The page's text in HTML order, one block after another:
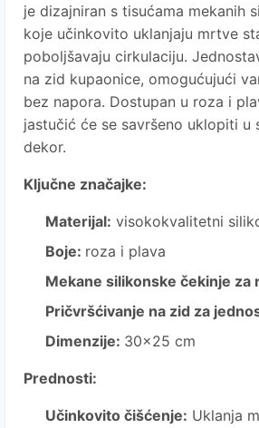
je dizajniran s tisućama mekanih
koje učinkovito uklanjaju mrtve
poboljšavaju cirkulaciju.
na zid kupaonice, omogućujući
bez napora. Dostupan u roza i
jastučić će se savršeno uklopiti u
dekor.
Ključne značajke:
Materijal: visokokvalitetni
Boje: roza i plava
Mekane silikonske čekinje za
Pričvršćivanje na zid za
Dimenzije: 30x25 cm
Prednosti:
Učinkovito čišćenje: Uklanja